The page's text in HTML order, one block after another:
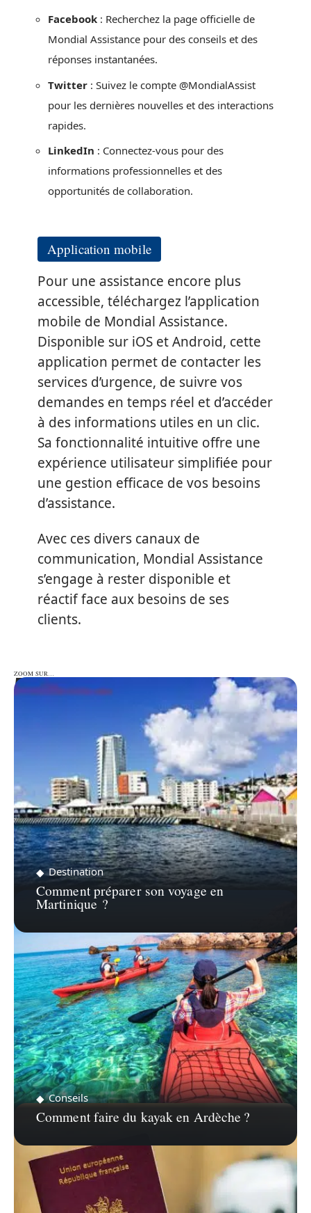
Facebook : Recherchez la page officielle de
Mondial Assistance pour des conseils et des
réponses instantanées.
Twitter : Suivez le compte @MondialAssist
pour les dernières nouvelles et des interactions
rapides.
LinkedIn : Connectez-vous pour des
informations professionnelles et des
opportunités de collaboration.
Application mobile
Pour une assistance encore plus
accessible, téléchargez l’application
mobile de Mondial Assistance.
Disponible sur iOS et Android, cette
application permet de contacter les
services d’urgence, de suivre vos
demandes en temps réel et d’accéder
à des informations utiles en un clic.
Sa fonctionnalité intuitive offre une
expérience utilisateur simplifiée pour
une gestion efficace de vos besoins
d’assistance.
Avec ces divers canaux de
communication, Mondial Assistance
s’engage à rester disponible et
réactif face aux besoins de ses
clients.
ZOOM SUR…
ZOOM SUR…
Destination
Comment préparer son voyage en
Martinique ?
Conseils
Comment faire du kayak en Ardèche ?